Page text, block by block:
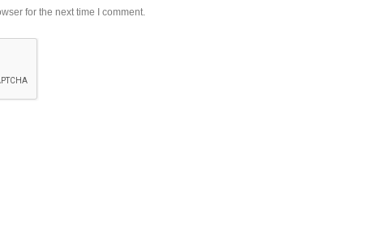
for the next time I comment.